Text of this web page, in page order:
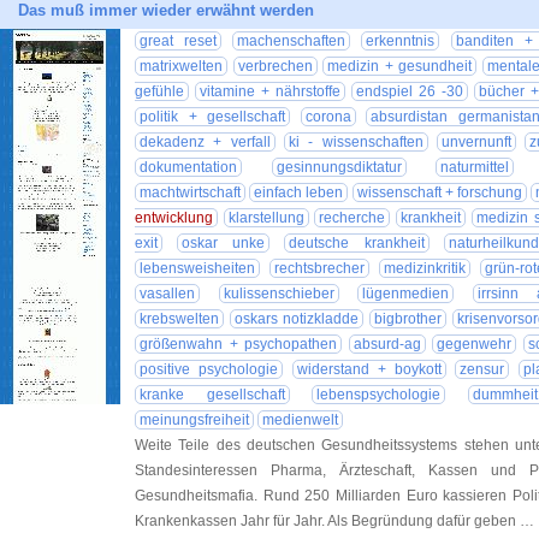
Das muß immer wieder erwähnt werden
great reset machenschaften erkenntnis
banditen +
matrixwelten
verbrechen medizin + gesundheit
gefühle
vitamine + nährstoffe endspiel 26 -30
bücher
politik + gesellschaft
corona
absurdistan germanistan
dekadenz + verfall
ki - wissenschaften unvernunft
dokumentation
gesinnungsdiktatur
naturmittel
machtwirtschaft
einfach leben wissenschaft + forschung
entwicklung
klarstellung recherche krankheit
medizin
exit
oskar unke deutsche krankheit
lebensweisheiten
rechtsbrecher medizinkritik
grün-
vasallen
kulissenschieber lügenmedien
irrsinn
krebswelten
oskars notizkladde bigbrother
größenwahn + psychopathen
absurd-ag gegenwehr
positive psychologie
widerstand + boykott zensur
kranke gesellschaft
lebenspsychologie
meinungsfreiheit
medienwelt
Weite Teile des deutschen Gesundheitssystems stehen
Standesinteressen Pharma, Ärzteschaft, Kassen
Gesundheitsmafia. Rund 250 Milliarden Euro kassieren
Krankenkassen Jahr für Jahr. Als Begründung dafür geben …